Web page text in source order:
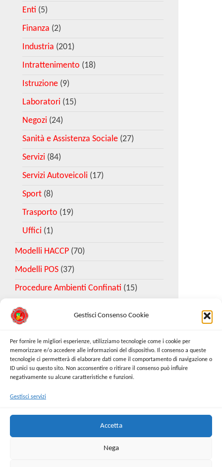
Gestisci Consenso Cookie
Per fornire le migliori esperienze, utilizziamo tecnologie come i cookie per
memorizzare e/o accedere alle informazioni del dispositivo. Il consenso a queste
tecnologie ci permetterà di elaborare dati come il comportamento di navigazione o
ID unici su questo sito. Non acconsentire o ritirare il consenso può influire
negativamente su alcune caratteristiche e funzioni.
Gestisci servizi
Accetta
Nega
Enti (5)
Finanza (2)
Industria (201)
Intrattenimento (18)
Istruzione (9)
Laboratori (15)
Negozi (24)
Sanità e Assistenza Sociale (27)
Servizi (84)
Servizi Autoveicoli (17)
Sport (8)
Trasporto (19)
Uffici (1)
Modelli HACCP (70)
Modelli POS (37)
Procedure Ambienti Confinati (15)
Richiedi Modello